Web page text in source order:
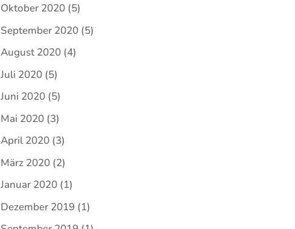
Oktober 2020(5)
September 2020(5)
August 2020(4)
Juli 2020(5)
Juni 2020(5)
Mai 2020(3)
April 2020(3)
März 2020(2)
Januar 2020(1)
Dezember 2019 (1)